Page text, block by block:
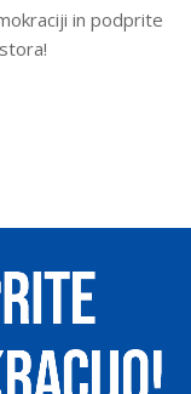
in podprite